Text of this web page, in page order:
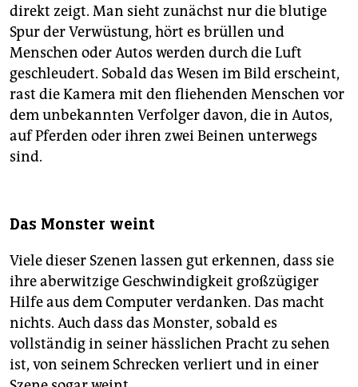
direkt zeigt. Man sieht zunächst nur die blutige
Spur der Verwüstung, hört es brüllen und
Menschen oder Autos werden durch die Luft
geschleudert. Sobald das Wesen im Bild erscheint,
rast die Kamera mit den fliehenden Menschen vor
dem unbekannten Verfolger davon, die in Autos,
auf Pferden oder ihren zwei Beinen unterwegs
sind.
Das Monster weint
Viele dieser Szenen lassen gut erkennen, dass sie
ihre aberwitzige Geschwindigkeit großzügiger
Hilfe aus dem Computer verdanken. Das macht
nichts. Auch dass das Monster, sobald es
vollständig in seiner hässlichen Pracht zu sehen
ist, von seinem Schrecken verliert und in einer